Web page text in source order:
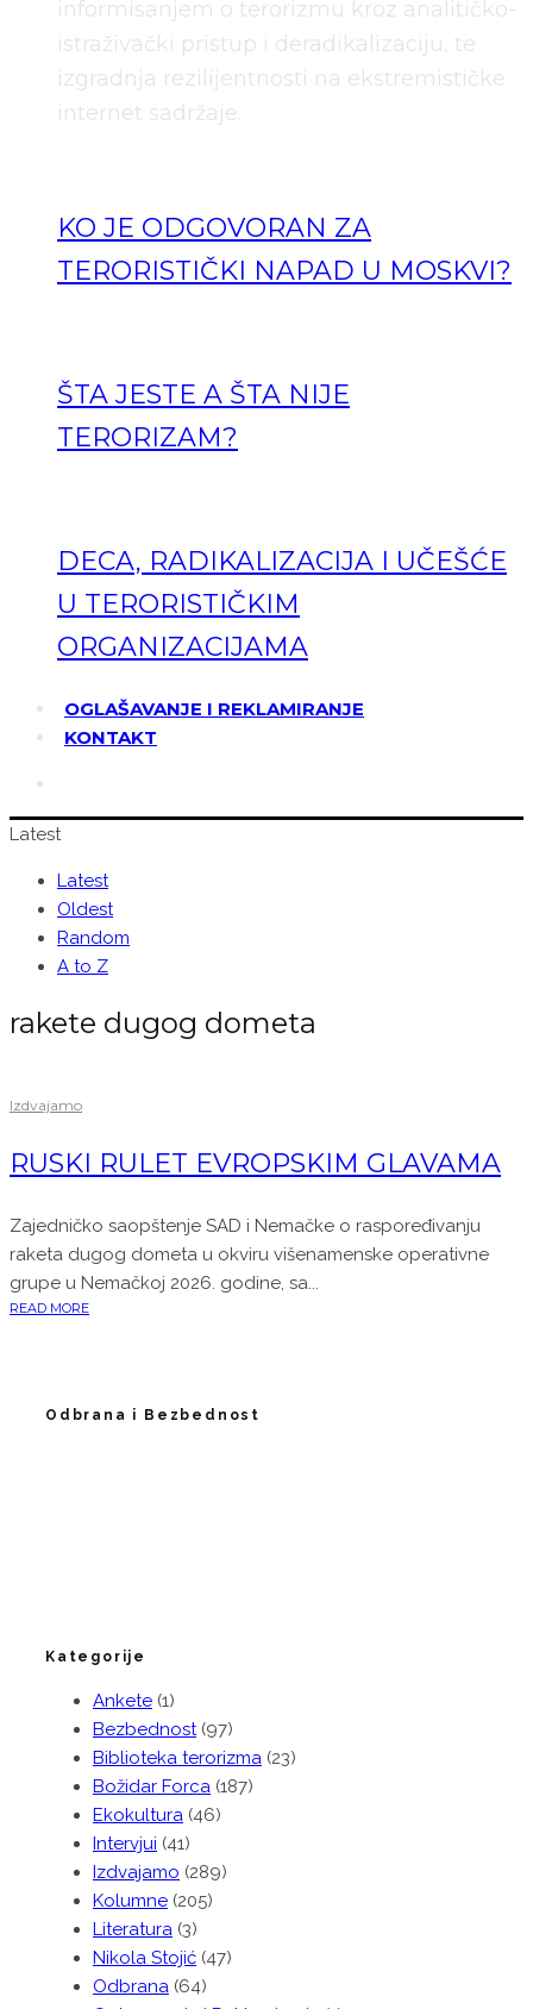
informisanjem o terorizmu kroz analitičko-
istraživački pristup i deradikalizaciju, te
izgradnja rezilijentnosti na ekstremističke
internet sadržaje.
KO JE ODGOVORAN ZA
TERORISTIČKI NAPAD U MOSKVI?
ŠTA JESTE A ŠTA NIJE
TERORIZAM?
DECA, RADIKALIZACIJA I UČEŠĆE
U TERORISTIČKIM
ORGANIZACIJAMA
OGLAŠAVANJE I REKLAMIRANJE
KONTAKT
Latest
Latest
Oldest
Random
A to Z
rakete dugog dometa
Izdvajamo
RUSKI RULET EVROPSKIM GLAVAMA
Zajedničko saopštenje SAD i Nemačke o raspoređivanju
raketa dugog dometa u okviru višenamenske operativne
grupe u Nemačkoj 2026. godine, sa...
READ MORE
Odbrana i Bezbednost
Kategorije
Ankete (1)
Bezbednost(97)
Biblioteka terorizma (23)
Božidar Forca (187)
Ekokultura (46)
Intervjui (41)
Izdvajamo (289)
Kolumne (205)
Literatura (3)
Nikola Stojić (47)
Odbrana (64)